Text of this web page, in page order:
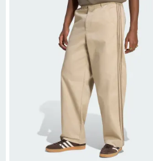
Zur Wunschliste hinzufügen